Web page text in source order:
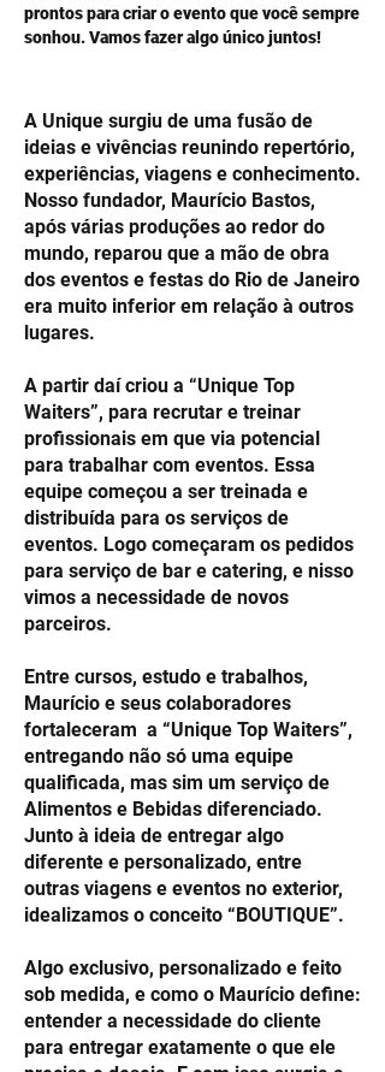
prontos para criar o evento que você sempre
sonhou. Vamos fazer algo único juntos!
A Unique surgiu de uma fusão de
ideias e vivências reunindo repertório,
experiências, viagens e conhecimento.
Nosso fundador, Maurício Bastos,
após várias produções ao redor do
mundo, reparou que a mão de obra
dos eventos e festas do Rio de Janeiro
era muito inferior em relação à outros
lugares.
A partir daí criou a “Unique Top
Waiters”, para recrutar e treinar
profissionais em que via potencial
para trabalhar com eventos. Essa
equipe começou a ser treinada e
distribuída para os serviços de
eventos. Logo começaram os pedidos
para serviço de bar e catering, e nisso
vimos a necessidade de novos
parceiros.
Entre cursos, estudo e trabalhos,
Maurício e seus colaboradores
fortaleceram a “Unique Top Waiters”,
entregando não só uma equipe
qualificada, mas sim um serviço de
Alimentos e Bebidas diferenciado.
Junto à ideia de entregar algo
diferente e personalizado, entre
outras viagens e eventos no exterior,
idealizamos o conceito “BOUTIQUE”.
Algo exclusivo, personalizado e feito
sob medida, e como o Maurício define:
entender a necessidade do cliente
para entregar exatamente o que ele